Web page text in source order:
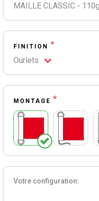
MAILLE CLASSIC -
FINITION *
Ourlets
MONTAGE *
Votre configuration: